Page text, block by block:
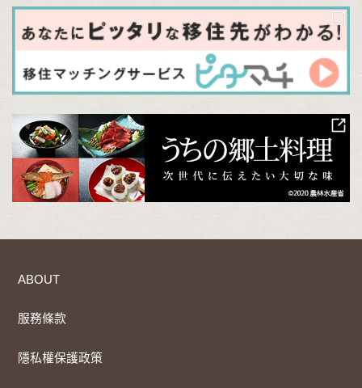
ABOUT
服務條款
隱私權保護政策